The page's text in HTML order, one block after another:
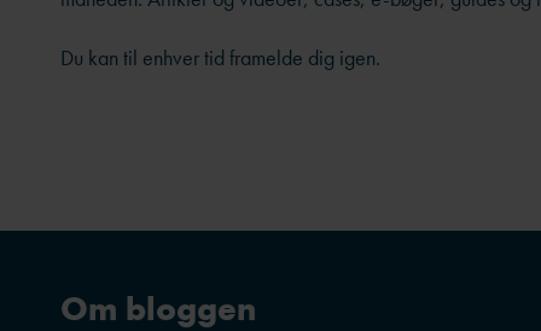
Du kan til enhver tid framelde dig igen.
Om bloggen